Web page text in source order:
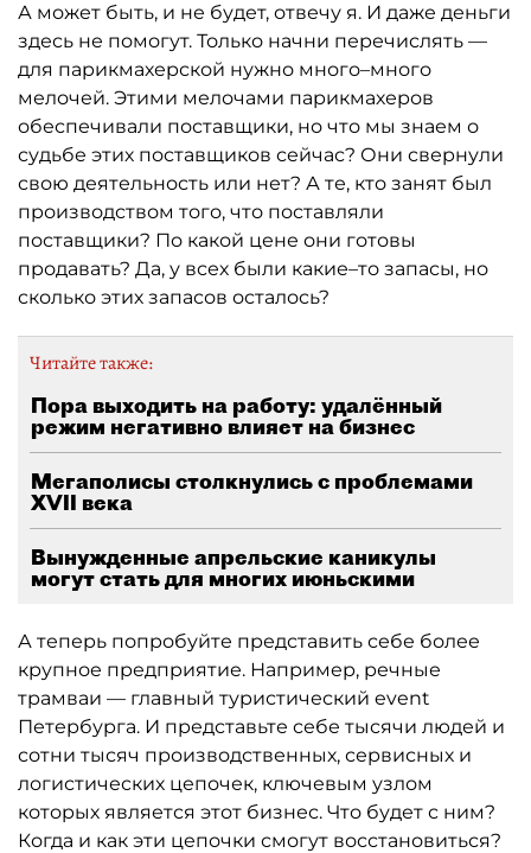
А может быть, и не будет, отвечу я. И даже деньги
здесь не помогут. Только начни перечислять —
для парикмахерской нужно много–много
мелочей. Этими мелочами парикмахеров
обеспечивали поставщики, но что мы знаем о
судьбе этих поставщиков сейчас? Они свернули
свою деятельность или нет? А те, кто занят был
производством того, что поставляли
поставщики? По какой цене они готовы
продавать? Да, у всех были какие–то запасы, но
сколько этих запасов осталось?
Читайте также:
Пора выходить на работу: удалённый
режим негативно влияет на бизнес
Мегаполисы столкнулись с проблемами
XVII века
Вынужденные апрельские каникулы
могут стать для многих июньскими
А теперь попробуйте представить себе более
крупное предприятие. Например, речные
трамваи — главный туристический event
Петербурга. И представьте себе тысячи людей и
сотни тысяч производственных, сервисных и
логистических цепочек, ключевым узлом
которых является этот бизнес. Что будет с ним?
Когда и как эти цепочки смогут восстановиться?